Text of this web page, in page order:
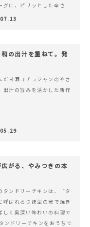
グに、ピリッとした辛さと
が楽しめる特製チリソース
読む ピリッと刺激のあ
の出汁を重ねて。発
だ甘酒コチュジャンのやさ
出汁の旨みを活かした新作
がる、やみつきの本
タンドリーチキンは、「タ
呼ばれるつぼ型の窯で焼き
しく奥深い味わいの料理で
ンドリーチキンをおうちで